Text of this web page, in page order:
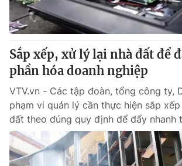
thuận bằng văn bản. Ghi rõ nguồn VTV.vn
thông tin từ website này.
Sắp xếp, xử lý lại nhà đất để
phần hóa doanh nghiệp
VTV.vn - Các tập đoàn, tổng công ty,
phạm vi quản lý cần thực hiện sắp
đất theo đúng quy định để đẩy nhanh